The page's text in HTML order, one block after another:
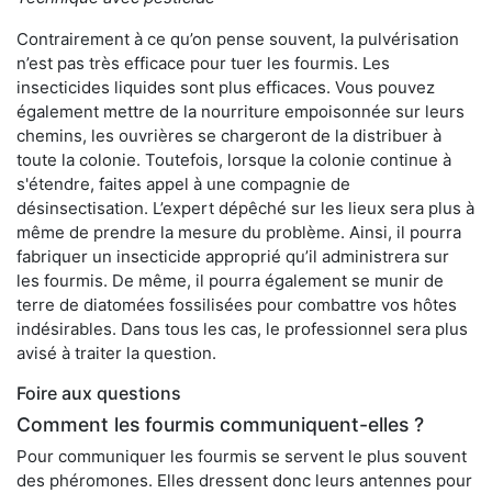
Contrairement à ce qu’on pense souvent, la pulvérisation
n’est pas très efficace pour tuer les fourmis. Les
insecticides liquides sont plus efficaces. Vous pouvez
également mettre de la nourriture empoisonnée sur leurs
chemins, les ouvrières se chargeront de la distribuer à
toute la colonie. Toutefois, lorsque la colonie continue à
s'étendre, faites appel à une compagnie de
désinsectisation. L’expert dépêché sur les lieux sera plus à
même de prendre la mesure du problème. Ainsi, il pourra
fabriquer un insecticide approprié qu’il administrera sur
les fourmis. De même, il pourra également se munir de
terre de diatomées fossilisées pour combattre vos hôtes
indésirables. Dans tous les cas, le professionnel sera plus
avisé à traiter la question.
Foire aux questions
Comment les fourmis communiquent-elles ?
Pour communiquer les fourmis se servent le plus souvent
des phéromones. Elles dressent donc leurs antennes pour